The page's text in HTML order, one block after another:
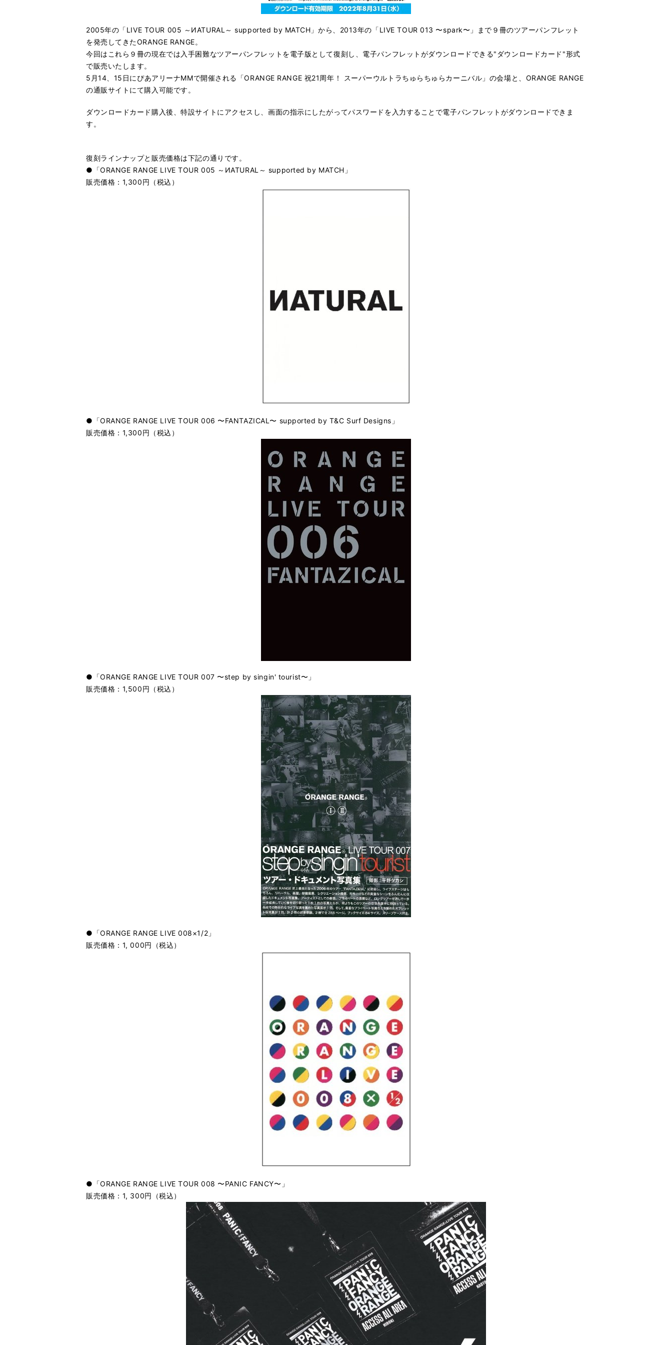
2005年の「LIVE TOUR 005 ～ИATURAL～ supported by MATCH」から、2013年の「LIVE TOUR 013 〜spark〜」まで９冊のツアーパンフレット
を発売してきたORANGE RANGE。
今回はこれら９冊の現在では入手困難なツアーパンフレットを電子版として復刻し、電子パンフレットがダウンロードできる"ダウンロードカード"形式
で販売いたします。
5月14、15日にぴあアリーナMMで開催される「ORANGE RANGE 祝21周年！ スーパーウルトラちゅらちゅらカーニバル」の会場と、ORANGE RANGE
の通販サイトにて購入可能です。
ダウンロードカード購入後、特設サイトにアクセスし、画面の指示にしたがってパスワードを入力することで電子パンフレットがダウンロードできま
す。
復刻ラインナップと販売価格は下記の通りです。
●「ORANGE RANGE LIVE TOUR 005 ～ИATURAL～ supported by MATCH」
販売価格：1,300円（税込）
●「ORANGE RANGE LIVE TOUR 006 〜FANTAZICAL〜 supported by T&C Surf Designs」
販売価格：1,300円（税込）
●「ORANGE RANGE LIVE TOUR 007 〜step by singin' tourist〜」
販売価格：1,500円（税込）
●「ORANGE RANGE LIVE 008×1/2」
販売価格：1, 000円（税込）
●「ORANGE RANGE LIVE TOUR 008 〜PANIC FANCY〜」
販売価格：1, 300円（税込）